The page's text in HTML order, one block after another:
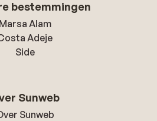
bestemmingen
Marsa Alam
Adeje
Side
Sunweb
Sunweb